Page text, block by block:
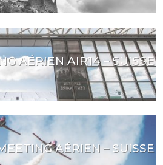
AÉRIEN AIR14 – SUISSE
AÉRIEN – SUISSE